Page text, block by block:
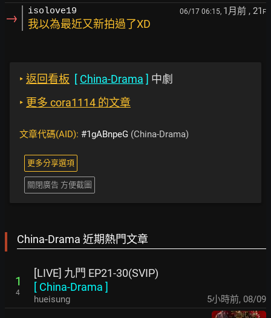
→ isolove19 06/17 06:15, 1月前 , 21 F
我以為最近又新拍過了XD
‣ 返回看板 [ China-Drama ] 中劇
‣ 更多 cora1114 的文章
文章代碼(AID): #1gABnpeG (China-Drama)
更多分享選項
關閉廣告 方便截圖
China-Drama 近期熱門文章
1
4
[LIVE] 九門 EP21-30(SVIP)
[ China-Drama ]
hueisung 5小時前, 08/09